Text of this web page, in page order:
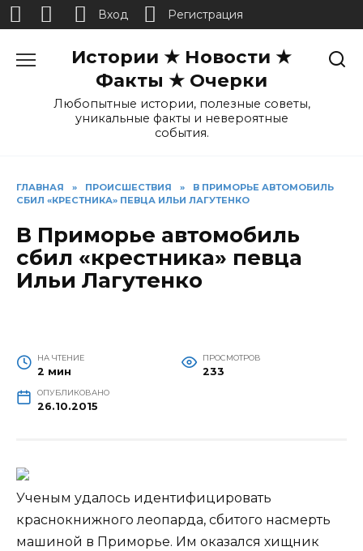
Истории ★ Новости ★
Факты ★ Очерки
Любопытные истории, полезные советы,
уникальные факты и невероятные
события.
ГЛАВНАЯ » ПРОИСШЕСТВИЯ »
В ПРИМОРЬЕ АВТОМОБИЛЬ
СБИЛ «КРЕСТНИКА» ПЕВЦА ИЛЬИ ЛАГУТЕНКО
В Приморье автомобиль
сбил «крестника» певца
Ильи Лагутенко
НА ЧТЕНИЕ
2 мин
ПРОСМОТРОВ
233
ОПУБЛИКОВАНО
26.10.2015
Ученым удалось идентифицировать
краснокнижного леопарда, сбитого насмерть
машиной в Приморье. Им оказался хищник
Вход Регистрация